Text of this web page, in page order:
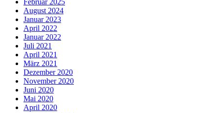
Februar 2025
August 2024
Januar 2023
April 2022
Januar 2022
Juli 2021
April 2021
März 2021
Dezember 2020
November 2020
Juni 2020
Mai 2020
April 2020